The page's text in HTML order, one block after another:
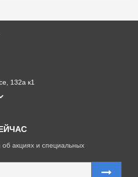
132а к1
об акциях и специальных